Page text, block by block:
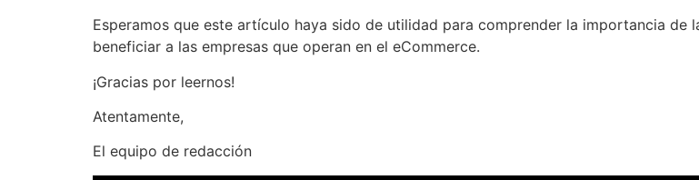
Esperamos que este artículo haya sido de utilidad para comprender la importancia
beneficiar a las empresas que operan en el eCommerce.
¡Gracias por leernos!
Atentamente,
El equipo de redacción